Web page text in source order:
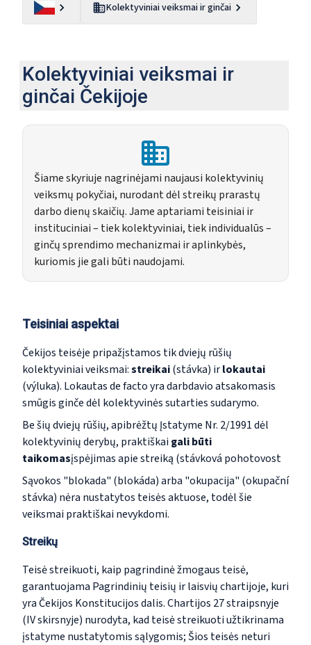
Kolektyviniai veiksmai ir ginčai
Kolektyviniai veiksmai ir
ginčai Čekijoje
Šiame skyriuje nagrinėjami naujausi kolektyvinių
veiksmų pokyčiai, nurodant dėl streikų prarastų
darbo dienų skaičių. Jame aptariami teisiniai ir
instituciniai – tiek kolektyviniai, tiek individualūs –
ginčų sprendimo mechanizmai ir aplinkybės,
kuriomis jie gali būti naudojami.
Teisiniai aspektai
Čekijos teisėje pripažįstamos tik dviejų rūšių
kolektyviniai veiksmai:streikai(stávka) irlokautai
(výluka). Lokautas de facto yra darbdavio atsakomasis
smūgis ginče dėl kolektyvinės sutarties sudarymo.
Be šių dviejų rūšių, apibrėžtų Įstatyme Nr. 2/1991 dėl
kolektyvinių derybų, praktiškai gali būti
taikomasįspėjimas apie streiką (stávková pohotovost
Sąvokos "blokada" (blokáda) arba "okupacija" (okupační
stávka) nėra nustatytos teisės aktuose, todėl šie
veiksmai praktiškai nevykdomi.
Streikų
Teisė streikuoti, kaip pagrindinė žmogaus teisė,
garantuojama Pagrindinių teisių ir laisvių chartijoje, kuri
yra Čekijos Konstitucijos dalis. Chartijos 27 straipsnyje
(IV skirsnyje) nurodyta, kad teisė streikuoti užtikrinama
įstatyme nustatytomis sąlygomis; Šios teisės neturi